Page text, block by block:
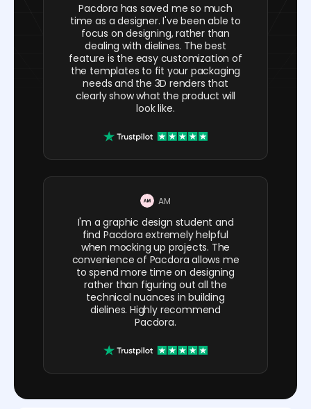
Pacdora has saved me so much
time as a designer. I've been able to
focus on designing, rather than
dealing with dielines. The best
feature is the easy customization of
the templates to fit your packaging
needs and the 3D renders that
clearly show what the product will
look like.
AM
I'm a graphic design student and
find Pacdora extremely helpful
when mocking up projects. The
convenience of Pacdora allows me
to spend more time on designing
rather than figuring out all the
technical nuances in building
dielines. Highly recommend
Pacdora.